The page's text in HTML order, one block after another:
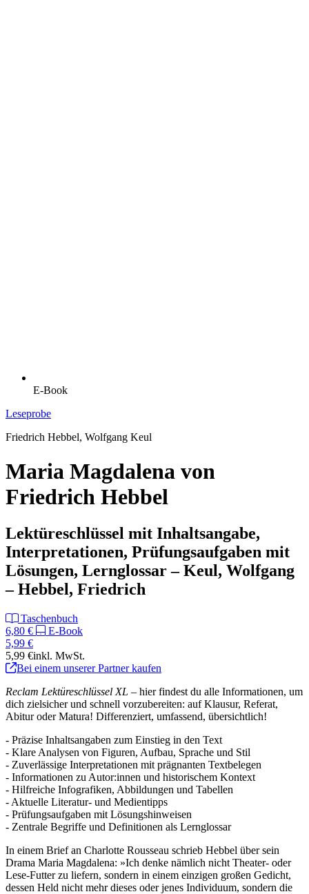
E-Book
Leseprobe
Friedrich Hebbel, Wolfgang Keul
Maria Magdalena von
Friedrich Hebbel
Lektüreschlüssel mit Inhaltsangabe,
Interpretationen, Prüfungsaufgaben mit
Lösungen, Lernglossar – Keul, Wolfgang
– Hebbel, Friedrich
Taschenbuch
6,80 €
E-Book
5,99 €
5,99 €inkl. MwSt.
Bei einem unserer Partner kaufen
Reclam Lektüreschlüssel XL – hier findest du alle Informationen, um
dich zielsicher und schnell vorzubereiten: auf Klausur, Referat,
Abitur oder Matura! Differenziert, umfassend, übersichtlich!
- Präzise Inhaltsangaben zum Einstieg in den Text
- Klare Analysen von Figuren, Aufbau, Sprache und Stil
- Zuverlässige Interpretationen mit prägnanten Textbelegen
- Informationen zu Autor:innen und historischem Kontext
- Hilfreiche Infografiken, Abbildungen und Tabellen
- Aktuelle Literatur- und Medientipps
- Prüfungsaufgaben mit Lösungshinweisen
- Zentrale Begriffe und Definitionen als Lernglossar
In einem Brief an Charlotte Rousseau schrieb Hebbel über sein
Drama Maria Magdalena: »Ich denke nämlich nicht Theater- oder
Lese-Futter zu liefern, sondern in einem einzigen großen Gedicht,
dessen Held nicht mehr dieses oder jenes Individuum, sondern die